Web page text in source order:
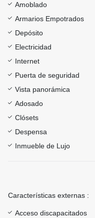
Amoblado
Armarios Empotrados
Depósito
Electricidad
Internet
Puerta de seguridad
Vista panorámica
Adosado
Clósets
Despensa
Inmueble de Lujo
Características externas :
Acceso discapacitados